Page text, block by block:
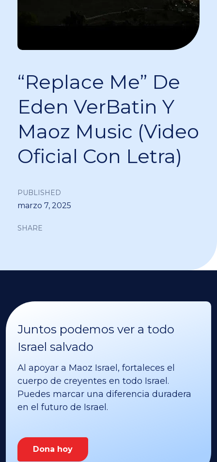
“Replace Me” De
Eden VerBatin Y
Maoz Music (Video
Oficial Con Letra)
PUBLISHED
marzo 7, 2025
SHARE
Juntos podemos ver a todo
Israel salvado
Al apoyar a Maoz Israel, fortaleces el
cuerpo de creyentes en todo Israel.
Puedes marcar una diferencia duradera
en el futuro de Israel.
Dona hoy